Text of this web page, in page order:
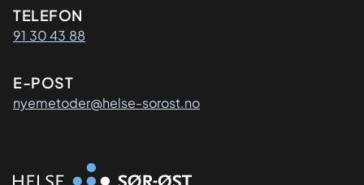
Kontaktinformasjon
TELEFON
91 30 43 88
E-POST
nyemetoder@helse-sorost.no
Organisasjon